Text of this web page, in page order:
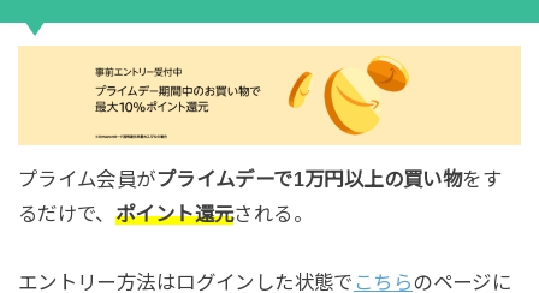
プライム会員がプライムデーで1万円以上の買い物をす
るだけで、 ポイント還元される。
エントリー方法はログインした状態で こちらのページに